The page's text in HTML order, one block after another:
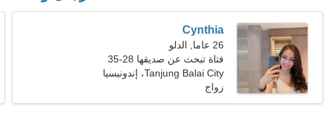
Cynthia
26 عاما, الدلو
فتاة تبحث عن صديقها 28-35
Tanjung Balai City، إندونيسيا
زواج